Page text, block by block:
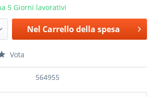
5 Giorni lavorativi
Nel Carrello della spesa
Vota
564955